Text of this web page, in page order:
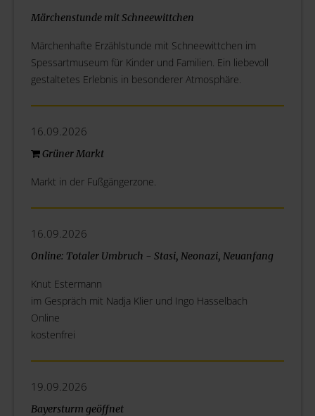
Märchenstunde mit Schneewittchen
Märchenhafte Erzählstunde mit Schneewittchen im
Spessartmuseum für Kinder und Familien. Ein liebevoll
gestaltetes Erlebnis in besonderer Atmosphäre.
16.09.2026
Grüner Markt
Markt in der Fußgängerzone.
16.09.2026
Online: Totaler Umbruch - Stasi, Neonazi, Neuanfang
Knut Estermann
im Gespräch mit Nadja Klier und Ingo Hasselbach
Online
kostenfrei
19.09.2026
Bayersturm geöffnet